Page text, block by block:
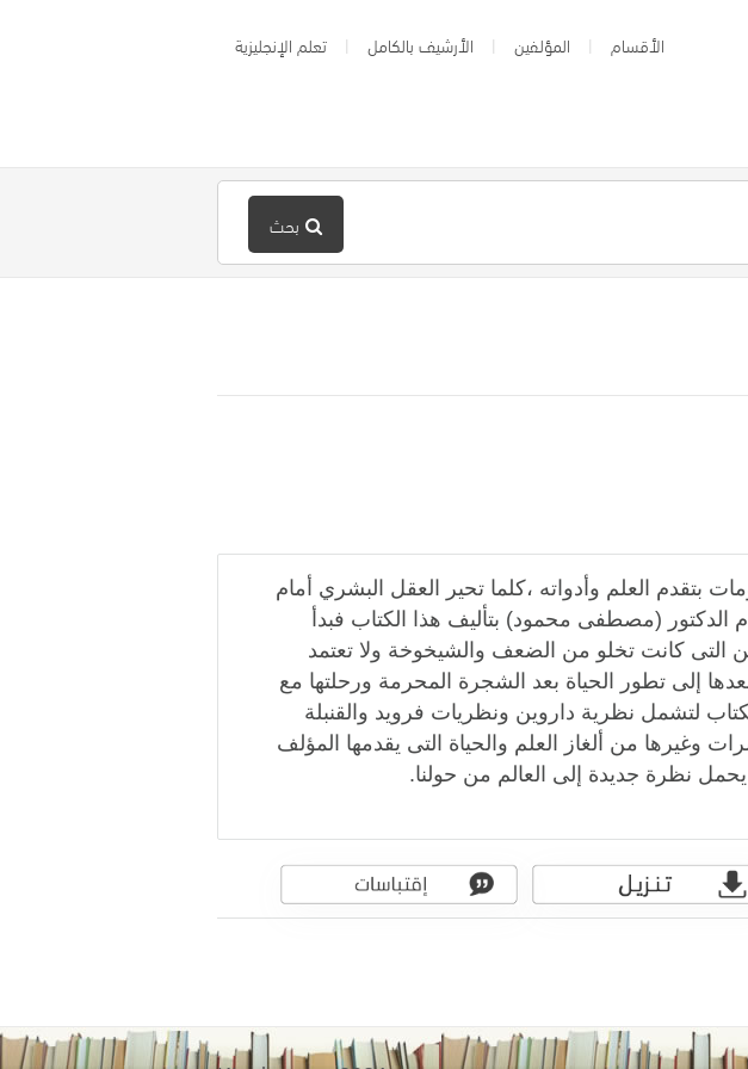
الأقسام المؤلفين الأرشيف بالكامل تعلم الإنجليزية
بحث
بتقدم العلم وأدواته ،كلما تحير العقل البشري أمام
الدكتور (مصطفى محمود) بتأليف هذا الكتاب فبدأ
التى كانت تخلو من الضعف والشيخوخة ولا تعتمد
إلى تطور الحياة بعد الشجرة المحرمة ورحلتها مع
لتشمل نظرية داروين ونظريات فرويد والقنبلة
وغيرها من ألغاز العلم والحياة التى يقدمها المؤلف
نظرة جديدة إلى العالم من حولنا.